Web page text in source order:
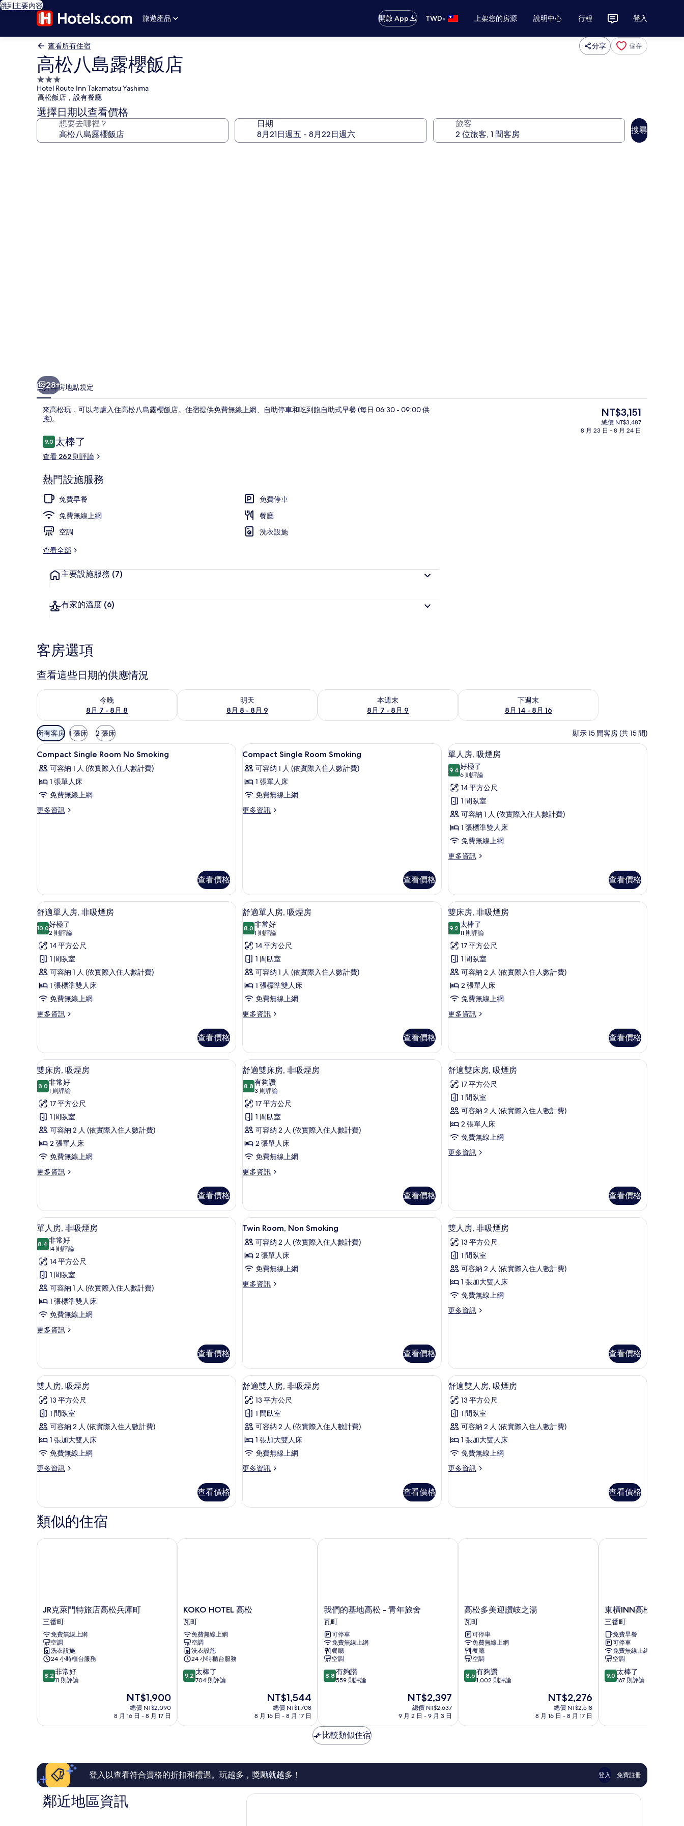
跳到主要內容
旅遊產品
開啟 App TWD• 上架您的房源 說明中心 行程 登入
查看所有住宿 分享 儲存
高松八島露櫻飯店
3.0
星
級
住
宿
Hotel Route Inn Takamatsu Yashima
高松飯店，設有餐廳
選擇日期以查看價格
想要去哪裡？ 日期 旅客
搜尋
室內 Spa 池
28+
簡介客房地點規定
來高松玩，可以考慮入住高松八島露櫻飯店。住宿提供免費無線上網、自助停車和吃到飽自助式早餐 (每日 06:30 - 09:00 供
應)。
評
論
9.09.0 分，滿分 10 分，
太棒了
查看 262 則評論
熱門設施服務
免費早餐
免費停車
免費無線上網
餐廳
空調
洗衣設施
查看全部
主要設施服務 (7)
有家的溫度 (6)
目
前
的
NT$3,151
總價 NT$3,487
8 月 23 日 - 8 月 24 日
客房選項
查看這些日期的供應情況
今晚
8月 7 - 8月 8
查看今晚 (8月 7 - 8月 8) 的供應情況
明天
8月 8 - 8月 9
查看明天 (8月 8 - 8月 9) 的供應情況
本週末
8月 7 - 8月 9
查看本週末 (8月 7 - 8月 9) 的供應情況
下週末
8月 14 - 8月 16
查看下週末 (8月 14 - 8月 16) 的供應情況
可
用
的
客
房
篩
選
條
所有客房 1 張床 2 張床 顯示 15 間客房 (共 15 間)
顯
示
Compact
Single
Room
No
片
1
Compact Single Room No Smoking
可容納 1 人 (依實際入住人數計費)
1 張單人床
免費無線上網
更多資訊
更
情
查看價格
顯
示
Compact
Single
Room
Smoking
1
Compact Single Room Smoking
可容納 1 人 (依實際入住人數計費)
1 張單人床
免費無線上網
更多資訊
更
查看價格
顯
示
單
人
房,
吸
煙
房
的
相
片
7
單人房, 吸煙房
9.49.4 分，滿分 10 分
好極了
6 則評論
(6
則
評
論)
14 平方公尺
1 間臥室
可容納 1 人 (依實際入住人數計費)
1 張標準雙人床
免費無線上網
更多資訊
更
房,
吸
煙
的
情
查看價格
顯
示
舒
適
單
人
房,
非
吸
的
所
有
相
片
7
舒適單人房, 非吸煙房
10.010.0 分，滿分 10 分
好極了
2 則評論
(2
則
評
論)
14 平方公尺
1 間臥室
可容納 1 人 (依實際入住人數計費)
1 張標準雙人床
免費無線上網
更多資訊
更
單
人
房,
吸
房
的
詳
情
查看價格
顯
示
舒
適
單
人
房,
吸
煙
所
有
相
片
7
舒適單人房, 吸煙房
8.08.0 分，滿分 10 分
非常好
1 則評論
(1
則
評
論)
14 平方公尺
1 間臥室
可容納 1 人 (依實際入住人數計費)
1 張標準雙人床
免費無線上網
更多資訊
更
單
人
房,
煙
的
詳
情
查看價格
顯
示
雙
床
房,
非
吸
煙
房
有
相
片
7
雙床房, 非吸煙房
9.29.2 分，滿分 10 分
太棒了
11 則評論
(11
則
評
論)
17 平方公尺
1 間臥室
可容納 2 人 (依實際入住人數計費)
2 張單人床
免費無線上網
更多資訊
更
房,
非
吸
房
的
詳
情
查看價格
顯
示
雙
床
房,
吸
煙
房
的
相
片
7
雙床房, 吸煙房
8.08.0 分，滿分 10 分
非常好
1 則評論
(1
則
評
論)
17 平方公尺
1 間臥室
可容納 2 人 (依實際入住人數計費)
2 張單人床
免費無線上網
更多資訊
更
房,
吸
煙
的
情
查看價格
顯
示
舒
適
雙
床
房,
非
吸
的
所
有
相
片
7
舒適雙床房, 非吸煙房
8.88.8 分，滿分 10 分
有夠讚
3 則評論
(3
則
評
論)
17 平方公尺
1 間臥室
可容納 2 人 (依實際入住人數計費)
2 張單人床
免費無線上網
更多資訊
更
雙
床
房,
吸
煙
的
詳
情
查看價格
顯
示
舒
適
雙
床
吸
所
有
相
片
7
舒適雙床房, 吸煙房
17 平方公尺
1 間臥室
可容納 2 人 (依實際入住人數計費)
2 張單人床
免費無線上網
更多資訊
更
房,
吸
煙
房
的
詳
情
查看價格
顯
示
單
人
房,
非
吸
煙
房
有
相
片
6
單人房, 非吸煙房
8.48.4 分，滿分 10 分
非常好
14 則評論
(14
則
評
論)
14 平方公尺
1 間臥室
可容納 1 人 (依實際入住人數計費)
1 張標準雙人床
免費無線上網
更多資訊
更
房,
非
吸
房
的
詳
情
查看價格
顯
示
Twin
Room,
Non
Smoking
6
Twin Room, Non Smoking
可容納 2 人 (依實際入住人數計費)
2 張單人床
免費無線上網
更多資訊
更
查看價格
顯
示
雙
人
房,
非
煙
有
相
片
1
雙人房, 非吸煙房
13 平方公尺
1 間臥室
可容納 2 人 (依實際入住人數計費)
1 張加大雙人床
免費無線上網
更多資訊
更
吸
煙
房
的
詳
情
查看價格
顯
示
雙
人
房,
吸
房
所
有
相
片
1
雙人房, 吸煙房
13 平方公尺
1 間臥室
可容納 2 人 (依實際入住人數計費)
1 張加大雙人床
免費無線上網
更多資訊
更
房,
吸
煙
房
的
查看價格
顯
示
舒
適
雙
人
非
煙
所
1
舒適雙人房, 非吸煙房
13 平方公尺
1 間臥室
可容納 2 人 (依實際入住人數計費)
1 張加大雙人床
免費無線上網
更多資訊
更
雙
吸
查看價格
顯
示
舒
適
雙
人
吸
房
有
1
舒適雙人房, 吸煙房
13 平方公尺
1 間臥室
可容納 2 人 (依實際入住人數計費)
1 張加大雙人床
免費無線上網
更多資訊
更
雙
煙
查看價格
類似的住宿
JR
克
萊
門
特
旅
店
高
松
番
JR克萊門特旅店高松兵庫町
三番町
免費無線上網
空調
洗衣設施
24 小時櫃台服務
8.2
分，
非
則
論
8.2 非常好
11 則評論
現
在
價
NT$1,900
總價 NT$2,090
8 月 16 日 - 8 月 17 日
JR克萊門特旅店高松兵庫町
KOKO
HOTEL
高
松
瓦
町
KOKO HOTEL 高松
瓦町
免費無線上網
空調
洗衣設施
24 小時櫃台服務
9.2
分，
太
則
評
論
9.2 太棒了
704 則評論
現
在
價
NT$1,544
總價 NT$1,708
8 月 16 日 - 8 月 17 日
KOKO HOTEL 高松
我
們
的
基
地
高
松
-
青
町
我們的基地高松 - 青年旅舍
瓦町
可停車
免費無線上網
餐廳
空調
8.8
分，
有
夠
讚，
則
8.8 有夠讚
559 則評論
現
在
價
NT$2,397
總價 NT$2,637
9 月 2 日 - 9 月 3 日
我們的基地高松 - 青年旅舍
高
松
多
美
迎
讚
岐
之
湯
高松多美迎讚岐之湯
瓦町
可停車
免費無線上網
餐廳
空調
8.6
分，
有
則
8.6 有夠讚
1,002 則評論
現
在
價
NT$2,276
總價 NT$2,518
8 月 16 日 - 8 月 17 日
高松多美迎讚岐之湯
東
橫
INN
高
松
站
前
三
番
東橫INN高松站前
三番町
免費早餐
可停車
免費無線上網
空調
9.0
分，
太
則
評
論
9.0 太棒了
167 則評論
東橫INN高松站前
比較類似住宿
登入以查看符合資格的折扣和禮遇。玩越多，獎勵就越多！ 登入 免費註冊
鄰近地區資訊